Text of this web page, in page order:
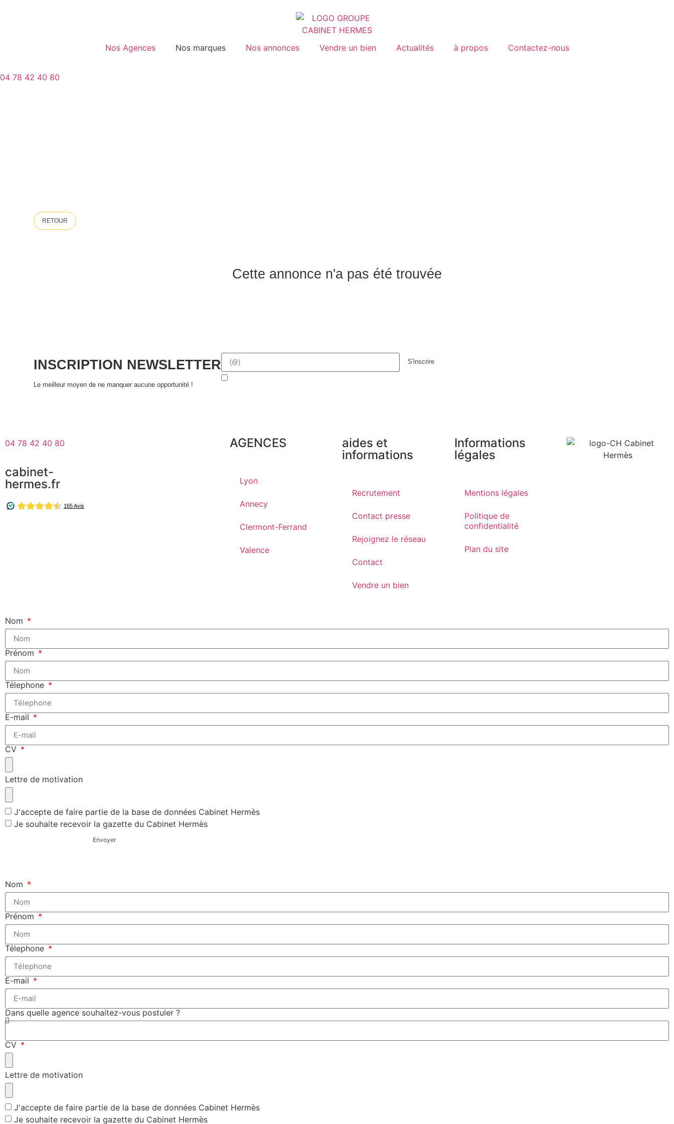
Nos Agences Nos marques Nos annonces Vendre un bien Actualités à propos Contactez-nous
04 78 42 40 80
RETOUR
Cette annonce n'a pas été trouvée
INSCRIPTION NEWSLETTER
Le meilleur moyen de ne manquer aucune opportunité !
S'inscrire
04 78 42 40 80
cabinet-
hermes.fr
AGENCES
Lyon
Annecy
Clermont-Ferrand
Valence
aides et
informations
Recrutement
Contact presse
Rejoignez le réseau
Contact
Vendre un bien
Informations
légales
Mentions légales
Politique de
confidentialité
Plan du site
Nom
Prénom
Télephone
E-mail
CV
Lettre de motivation
J'accepte de faire partie de la base de données Cabinet Hermès
Je souhaite recevoir la gazette du Cabinet Hermès
Envoyer
Nom
Prénom
Télephone
E-mail
Dans quelle agence souhaitez-vous postuler ?
CV
Lettre de motivation
J'accepte de faire partie de la base de données Cabinet Hermès
Je souhaite recevoir la gazette du Cabinet Hermès